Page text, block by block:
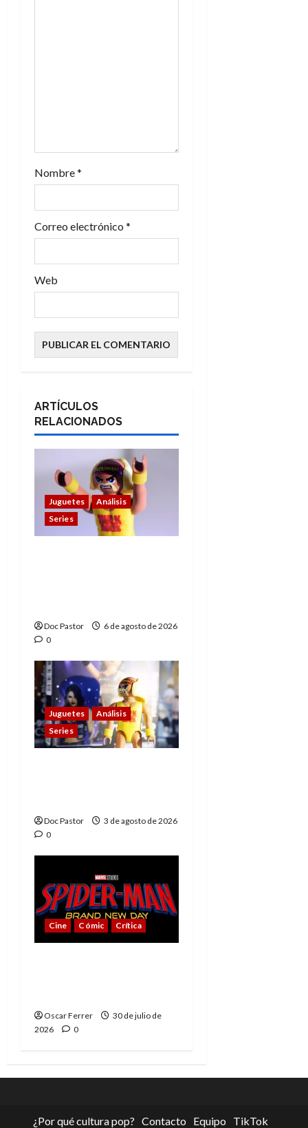
a
d
a
s
Nombre*
Correo electrónico *
Web
ARTÍCULOS
RELACIONADOS
Juguetes
Análisis
Series
Doc Pastor
6 de agosto de 2026
0
Juguetes
Análisis
Series
Doc Pastor
3 de agosto de 2026
0
Cine Cómic Crítica
Oscar Ferrer
30 de julio de
2026
0
¿Por qué cultura pop? Contacto Equipo TikTok